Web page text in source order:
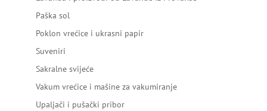
Paška sol
Poklon vrećice i ukrasni papir
Suveniri
Sakralne svijeće
Vakum vrećice i mašine za vakumiranje
Upaljači i pušački pribor